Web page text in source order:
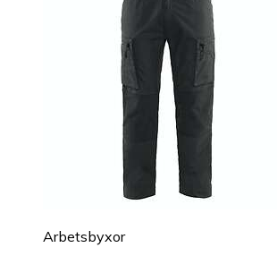
Arbetsbyxor